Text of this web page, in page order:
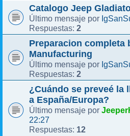
Catalogo Jeep
Último mensaje por
Respuestas: 2
Preparacion completa
Manufacturing
Último mensaje por
Respuestas: 2
¿Cuándo se preveé la
a España/Europa?
Último mensaje por
22:27
Respuestas: 12